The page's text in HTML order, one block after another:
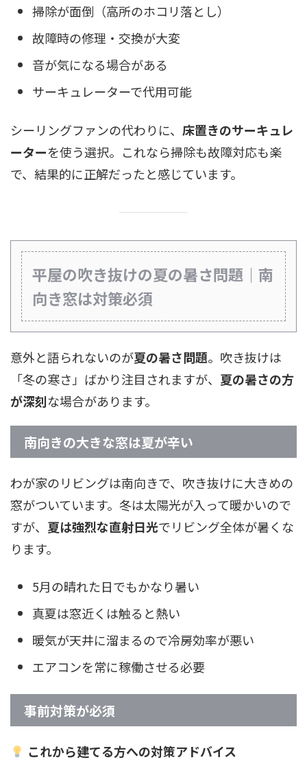
掃除が面倒（高所のホコリ落とし）
故障時の修理・交換が大変
音が気になる場合がある
サーキュレーターで代用可能
シーリングファンの代わりに、 床置きのサーキュレ
ーターを使う選択。これなら掃除も故障対応も楽
で、結果的に正解だったと感じています。
平屋の吹き抜けの夏の暑さ問題｜南
向き窓は対策必須
意外と語られないのが夏の暑さ問題。吹き抜けは
「冬の寒さ」ばかり注目されますが、 夏の暑さの方
が深刻な場合があります。
南向きの大きな窓は夏が辛い
わが家のリビングは南向きで、吹き抜けに大きめの
窓がついています。冬は太陽光が入って暖かいので
すが、 夏は強烈な直射日光でリビング全体が暑くな
ります。
5月の晴れた日でもかなり暑い
真夏は窓近くは触ると熱い
暖気が天井に溜まるので冷房効率が悪い
エアコンを常に稼働させる必要
事前対策が必須
これから建てる方への対策アドバイス